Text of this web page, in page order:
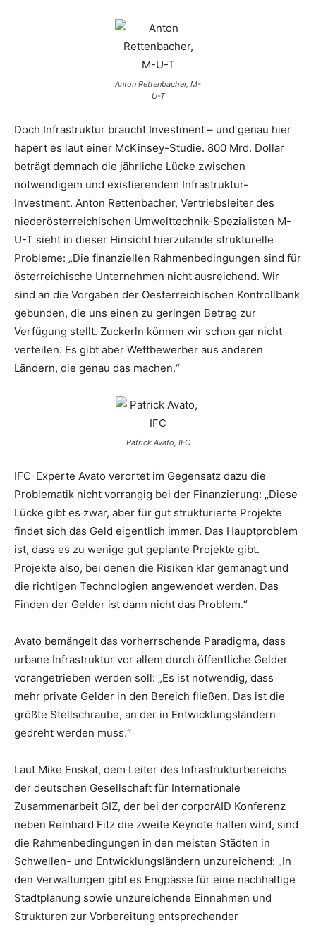
Anton Rettenbacher, M-
U-T
Doch Infrastruktur braucht Investment – und genau hier
hapert es laut einer McKinsey-Studie. 800 Mrd. Dollar
beträgt demnach die jährliche Lücke zwischen
notwendigem und existierendem Infrastruktur-
Investment. Anton Rettenbacher, Vertriebsleiter des
niederösterreichischen Umwelttechnik-Spezialisten M-
U-T sieht in dieser Hinsicht hierzulande strukturelle
Probleme: „Die finanziellen Rahmenbedingungen sind für
österreichische Unternehmen nicht ausreichend. Wir
sind an die Vorgaben der Oesterreichischen Kontrollbank
gebunden, die uns einen zu geringen Betrag zur
Verfügung stellt. Zuckerln können wir schon gar nicht
verteilen. Es gibt aber Wettbewerber aus anderen
Ländern, die genau das machen.“
Patrick Avato, IFC
IFC-Experte Avato verortet im Gegensatz dazu die
Problematik nicht vorrangig bei der Finanzierung: „Diese
Lücke gibt es zwar, aber für gut strukturierte Projekte
findet sich das Geld eigentlich immer. Das Hauptproblem
ist, dass es zu wenige gut geplante Projekte gibt.
Projekte also, bei denen die Risiken klar gemanagt und
die richtigen Technologien angewendet werden. Das
Finden der Gelder ist dann nicht das Problem.“
Avato bemängelt das vorherrschende Paradigma, dass
urbane Infrastruktur vor allem durch öffentliche Gelder
vorangetrieben werden soll: „Es ist notwendig, dass
mehr private Gelder in den Bereich fließen. Das ist die
größte Stellschraube, an der in Entwicklungsländern
gedreht werden muss.“
Laut Mike Enskat, dem Leiter des Infrastrukturbereichs
der deutschen Gesellschaft für Internationale
Zusammenarbeit GIZ, der bei der corporAID Konferenz
neben Reinhard Fitz die zweite Keynote halten wird, sind
die Rahmenbedingungen in den meisten Städten in
Schwellen- und Entwicklungsländern unzureichend: „In
den Verwaltungen gibt es Engpässe für eine nachhaltige
Stadtplanung sowie unzureichende Einnahmen und
Strukturen zur Vorbereitung entsprechender